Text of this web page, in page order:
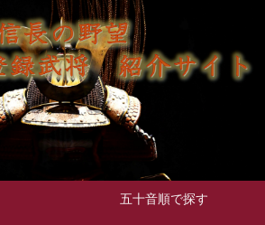
五十音順で探す